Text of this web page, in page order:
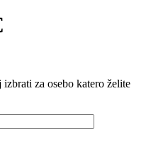
za osebo katero želite